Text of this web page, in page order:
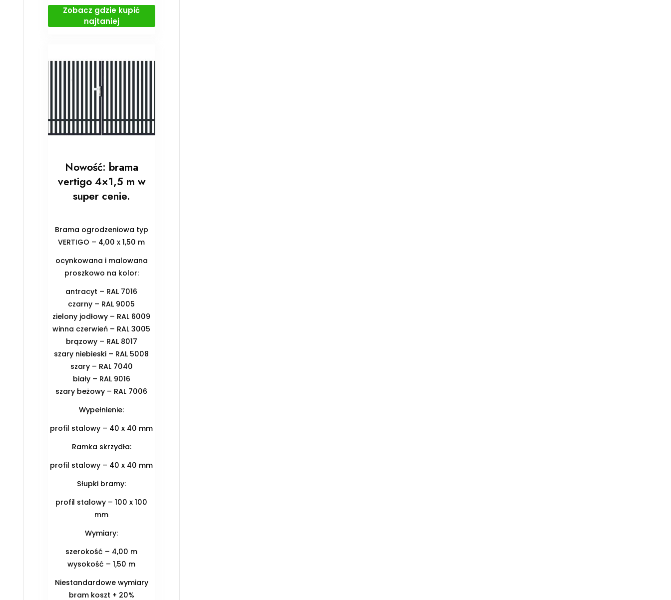
Zobacz gdzie kupić
najtaniej
Nowość: brama
vertigo 4×1,5 m w
super cenie.
Brama ogrodzeniowa typ
VERTIGO – 4,00 x 1,50 m
ocynkowana i malowana
proszkowo na kolor:
antracyt – RAL 7016
czarny – RAL 9005
zielony jodłowy – RAL 6009
winna czerwień – RAL 3005
brązowy – RAL 8017
szary niebieski – RAL 5008
szary – RAL 7040
biały – RAL 9016
szary beżowy – RAL 7006
Wypełnienie:
profil stalowy – 40 x 40 mm
Ramka skrzydła:
profil stalowy – 40 x 40 mm
Słupki bramy:
profil stalowy – 100 x 100
mm
Wymiary:
szerokość – 4,00 m
wysokość – 1,50 m
Niestandardowe wymiary
bram koszt + 20%